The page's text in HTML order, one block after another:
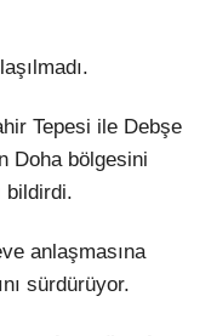
Tepesi ile Debşe
Doha bölgesini
bildirdi.
anlaşmasına
sürdürüyor.